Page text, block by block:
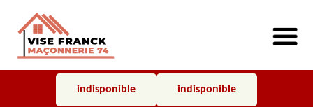
indisponible indisponible